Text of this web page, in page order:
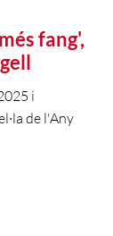
fang',
i
de l'Any